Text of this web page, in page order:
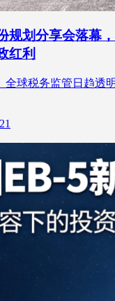
规划分享会落幕
红利
全球税务监管日趋透